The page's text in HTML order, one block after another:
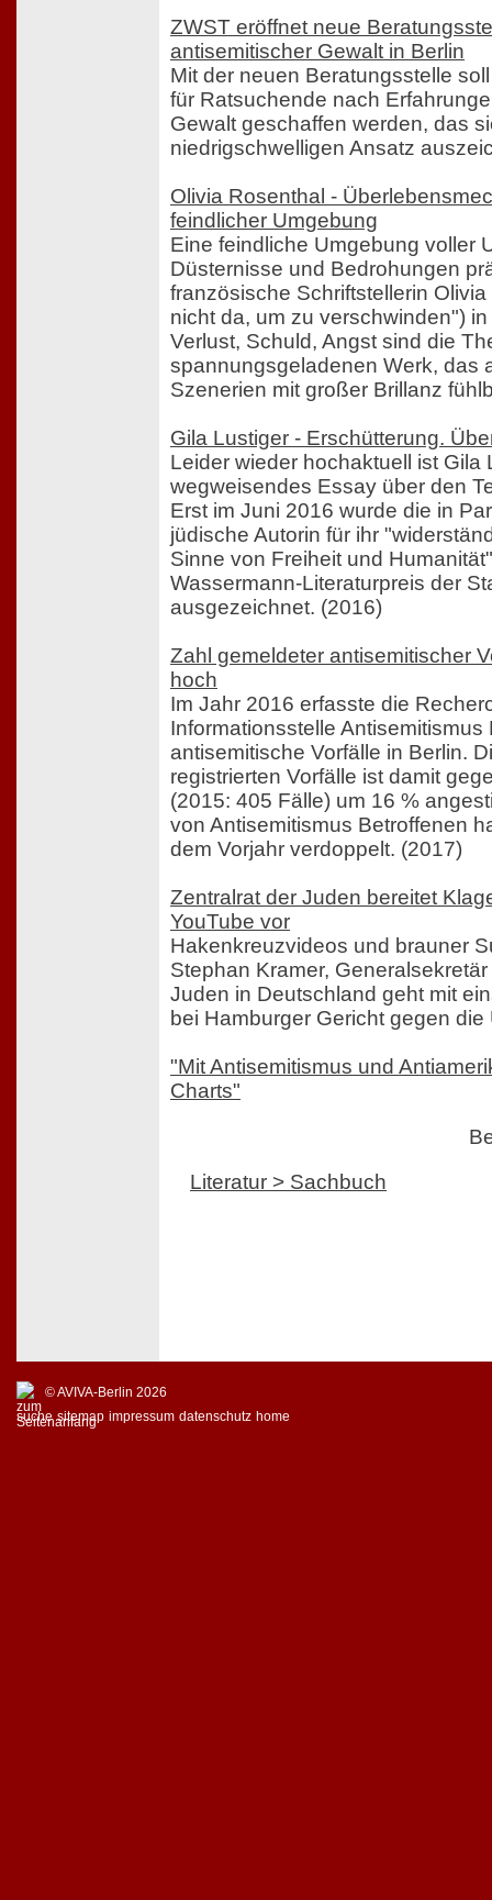
ZWST eröffnet neue
antisemitischer Gewalt in Berlin
Mit der neuen Beratungsstelle
für Ratsuchende nach
Gewalt geschaffen werden, das
niedrigschwelligen Ansatz
Olivia Rosenthal -
feindlicher Umgebung
Eine feindliche Umgebung voller
Düsternisse und Bedrohungen
französische Schriftstellerin
nicht da, um zu verschwinden")
Verlust, Schuld, Angst sind die
spannungsgeladenen Werk, das
Szenerien mit großer Brillanz
Gila Lustiger - Erschütterung.
Leider wieder hochaktuell ist Gila
wegweisendes Essay über den
Erst im Juni 2016 wurde die in
jüdische Autorin für ihr
Sinne von Freiheit und
Wassermann-Literaturpreis der
ausgezeichnet. (2016)
Zahl gemeldeter antisemitischer
hoch
Im Jahr 2016 erfasste die
Informationsstelle Antisemitismus
antisemitische Vorfälle in Berlin.
registrierten Vorfälle ist damit
(2015: 405 Fälle) um 16 %
von Antisemitismus Betroffenen
dem Vorjahr verdoppelt. (2017)
Zentralrat der Juden bereitet
YouTube vor
Hakenkreuzvideos und brauner
Stephan Kramer,
Juden in Deutschland geht mit
bei Hamburger Gericht gegen
"Mit Antisemitismus und
Charts"
Literatur > Sachbuch
© AVIVA-Berlin 2026
suche sitemap impressum datenschutz home